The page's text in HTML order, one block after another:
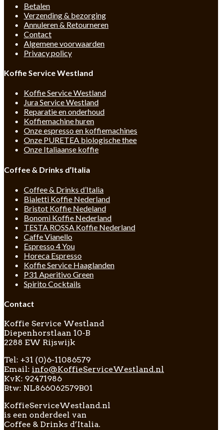
Betalen
Verzending & bezorging
Annuleren & Retourneren
Contact
Algemene voorwaarden
Privacy policy
Koffie Service Westland
Koffie Service Westland
Jura Service Westland
Reparatie en onderhoud
Koffiemachine huren
Onze espresso en koffiemachines
Onze PURETEA biologische thee
Onze Italiaanse koffie
Coffee & Drinks d’Italia
Coffee & Drinks d’Italia
Bialetti Koffie Nederland
Bristot Koffie Nedeland
Bonomi Koffie Nederland
TESTA ROSSA Koffie Nederland
Caffe Vianello
Espresso 4 You
Horeca Espresso
Koffie Service Haaglanden
P31 Aperitivo Green
Spirito Cocktails
Contact
Koffie Service Westland
Diepenhorstlaan 10-B
2288 EW Rijswijk
Tel: +31 (0)6-11086579
Email: info@KoffieServiceWestland.nl
KvK: 92471986
Btw: NL866062579B01
KoffieServiceWestland.nl
is een onderdeel van
Coffee & Drinks d’Italia.